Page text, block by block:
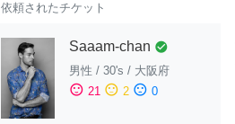
依頼されたチケット
Saaam-chan check_circle
男性 / 30's / 大阪府
sentiment_satisfied 21 sentiment_neutral 2 sentiment_dissatisfied 0